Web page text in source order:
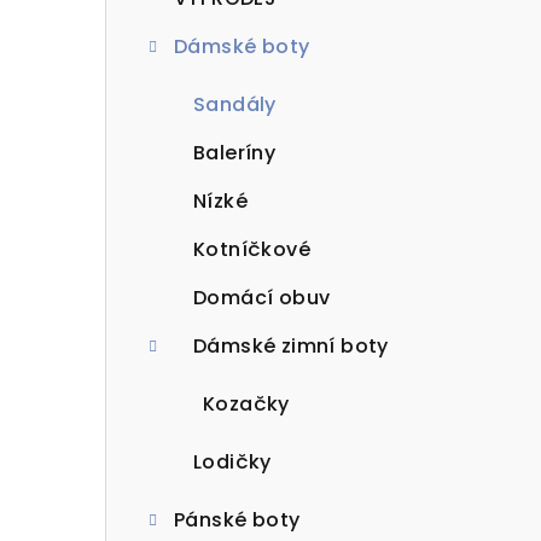
Dámské boty
Sandály
Baleríny
Nízké
Kotníčkové
Domácí obuv
Dámské zimní boty
Kozačky
Lodičky
Pánské boty